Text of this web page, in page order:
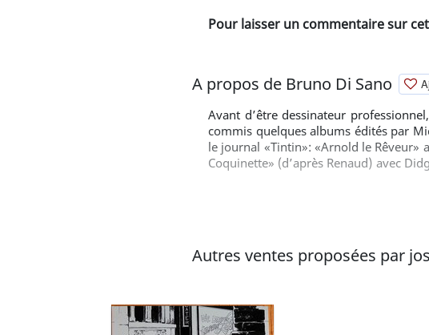
Pour laisser un commentaire sur
A propos de Bruno Di Sano
Avant d’être dessinateur
commis quelques albums édités par
le journal «Tintin»: «Arnold le Rêveur»
Coquinette» (d’après Renaud) avec
recueils collectifs tout aussi
tomes de «Johanna, une Femme dans
animateurs de la célèbre émission de
Autres ventes proposées par